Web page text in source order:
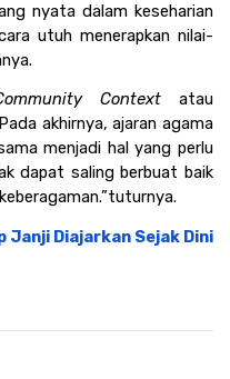
nyata dalam keseharian
utuh menerapkan nilai-
Context atau
akhirnya, ajaran agama
menjadi hal yang perlu
dapat saling berbuat baik
Janji Diajarkan Sejak Dini